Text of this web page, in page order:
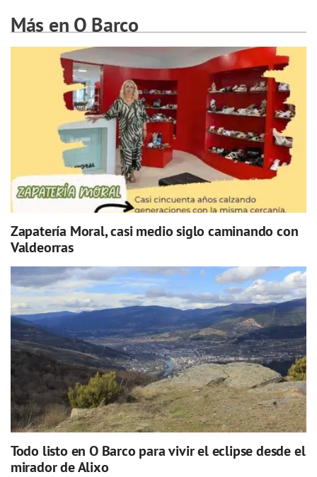
Más en O Barco
Zapatería Moral, casi medio siglo caminando con
Valdeorras
Todo listo en O Barco para vivir el eclipse desde el
mirador de Alixo